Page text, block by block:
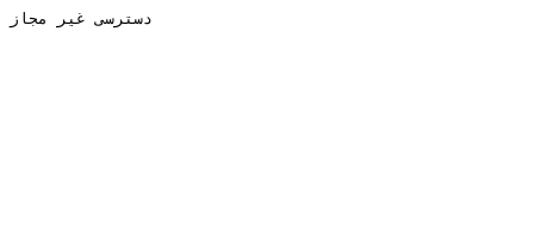
دسترسی غیر مجاز